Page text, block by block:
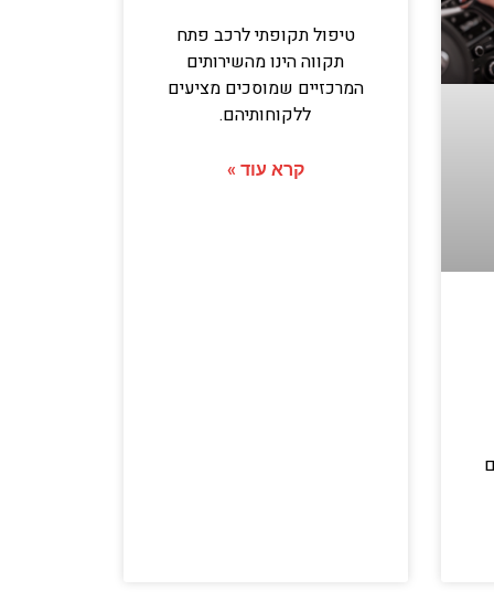
טיפול תקופתי לרכב פתח
תקווה הינו מהשירותים
המרכזיים שמוסכים מציעים
ללקוחותיהם.
קרא עוד »